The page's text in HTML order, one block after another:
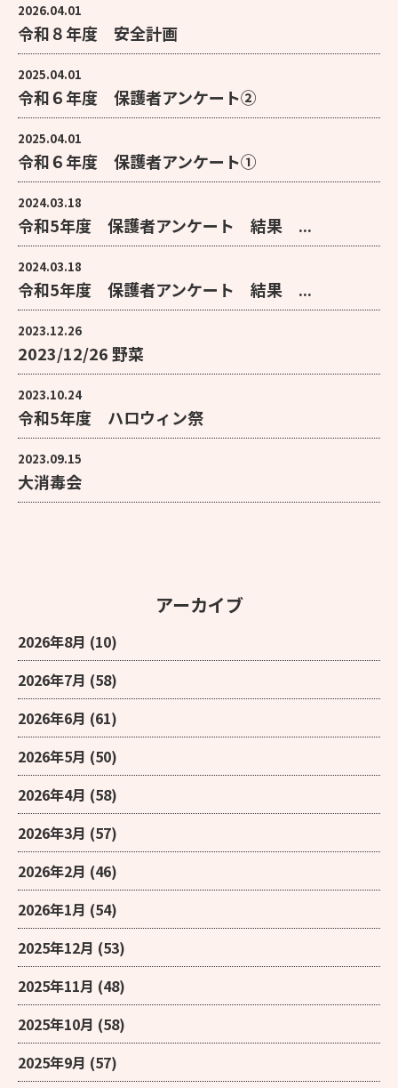
2026.04.01
令和８年度 安全計画
2025.04.01
令和６年度 保護者アンケート②
2025.04.01
令和６年度 保護者アンケート①
2024.03.18
令和5年度 保護者アンケート 結果 ...
2024.03.18
令和5年度 保護者アンケート 結果 ...
2023.12.26
2023/12/26 野菜
2023.10.24
令和5年度 ハロウィン祭
2023.09.15
大消毒会
アーカイブ
2026年8月 (10)
2026年7月 (58)
2026年6月 (61)
2026年5月 (50)
2026年4月 (58)
2026年3月 (57)
2026年2月 (46)
2026年1月 (54)
2025年12月 (53)
2025年11月 (48)
2025年10月 (58)
2025年9月 (57)